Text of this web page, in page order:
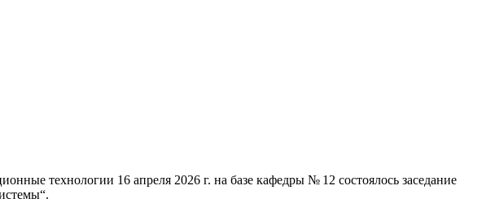
технологии 16 апреля 2026 г. на базе кафедры № 12 состоялось заседание